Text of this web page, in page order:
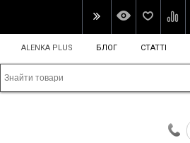
ALENKA PLUS БЛОГ СТАТТІ